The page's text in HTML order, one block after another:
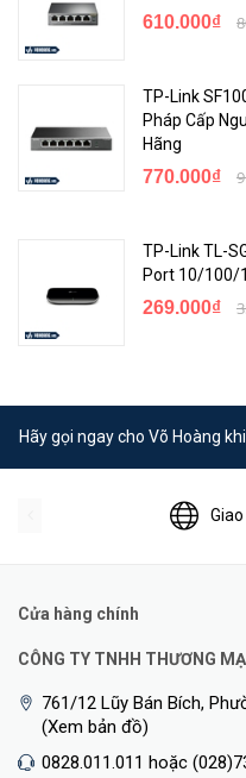
610.000₫
TP-Link
Pháp Cấp
Hãng
770.000₫
TP-Link TL-
Port 10/100/
269.000₫
Hãy gọi ngay cho Võ Hoàng
Cửa hàng chính
CÔNG TY TNHH THƯƠNG
761/12 Lũy Bán Bích,
(Xem bản đồ)
0828.011.011 hoặc